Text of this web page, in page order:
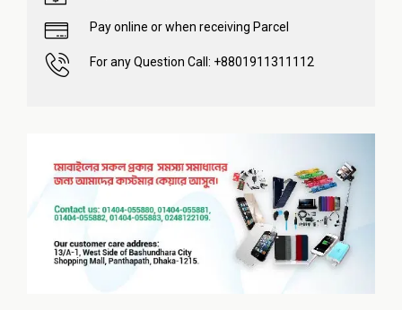
Pay online or when receiving Parcel
For any Question Call: +8801911311112